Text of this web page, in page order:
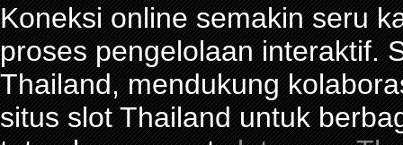
Koneksi online semakin seru
proses pengelolaan interaktif.
Thailand, mendukung
situs slot Thailand untuk